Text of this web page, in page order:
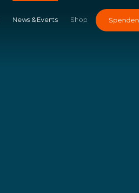
News & Events Shop Spenden